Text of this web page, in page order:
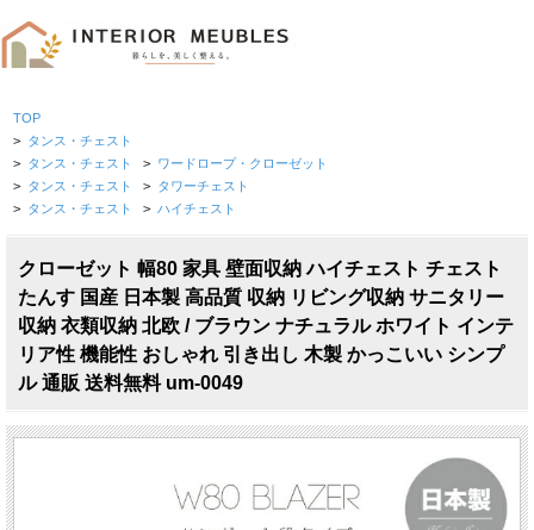
TOP
> タンス・チェスト
> タンス・チェスト > ワードロープ・クローゼット
> タンス・チェスト > タワーチェスト
> タンス・チェスト > ハイチェスト
クローゼット 幅80 家具 壁面収納 ハイチェスト チェスト
たんす 国産 日本製 高品質 収納 リビング収納 サニタリー
収納 衣類収納 北欧 / ブラウン ナチュラル ホワイト インテ
リア性 機能性 おしゃれ 引き出し 木製 かっこいい シンプ
ル 通販 送料無料 um-0049